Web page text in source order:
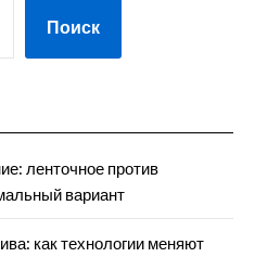
Поиск
ленточное против
вариант
как технологии меняют